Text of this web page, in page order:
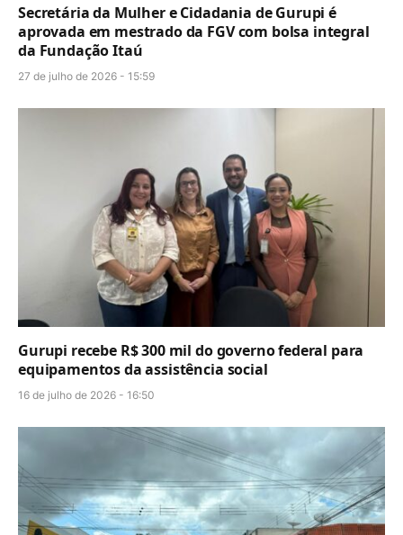
Secretária da Mulher e Cidadania de Gurupi é
aprovada em mestrado da FGV com bolsa integral
da Fundação Itaú
27 de julho de 2026 - 15:59
Gurupi recebe R$ 300 mil do governo federal para
equipamentos da assistência social
16 de julho de 2026 - 16:50